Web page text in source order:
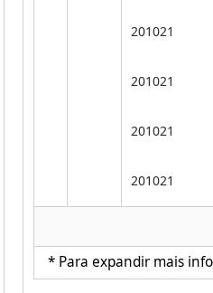
* Para expandir mais
201021
201021
201021
201021